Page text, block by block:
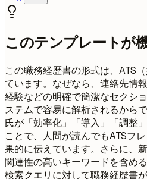
このテンプレートが
この職務経歴書の形式は、ATS
ています。なぜなら、連絡先情
経験などの明確で簡潔なセクシ
ステムで容易に解析されるからで
氏が「効率化」「導入」「調整
ことで、人間が読んでもATSフ
果的に伝えています。さらに、
関連性の高いキーワードを含め
検索クエリに対して職務経歴書